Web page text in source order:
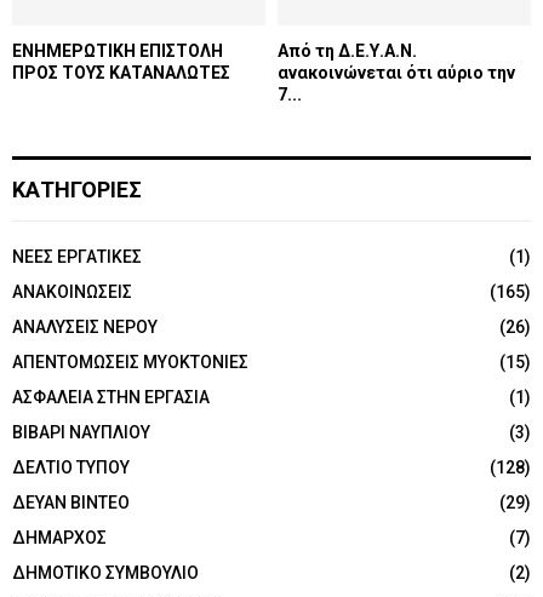
ΕΝΗΜΕΡΩΤΙΚΗ ΕΠΙΣΤΟΛΗ
ΠΡΟΣ ΤΟΥΣ ΚΑΤΑΝΑΛΩΤΕΣ
Από τη Δ.Ε.Υ.Α.Ν.
ανακοινώνεται ότι αύριο την
7...
ΚΑΤΗΓΟΡΙΕΣ
NEEΣ ΕΡΓΑΤΙΚΕΣ
(1)
ΑΝΑΚΟΙΝΩΣΕΙΣ
(165)
ΑΝΑΛΥΣΕΙΣ ΝΕΡΟΥ
(26)
ΑΠΕΝΤΟΜΩΣΕΙΣ ΜΥΟΚΤΟΝΙΕΣ
(15)
ΑΣΦΑΛΕΙΑ ΣΤΗΝ ΕΡΓΑΣΙΑ
(1)
ΒΙΒΑΡΙ ΝΑΥΠΛΙΟΥ
(3)
ΔΕΛΤΙΟ ΤΥΠΟΥ
(128)
ΔΕΥΑΝ ΒΙΝΤΕΟ
(29)
ΔΗΜΑΡΧΟΣ
(7)
ΔΗΜΟΤΙΚΟ ΣΥΜΒΟΥΛΙΟ
(2)